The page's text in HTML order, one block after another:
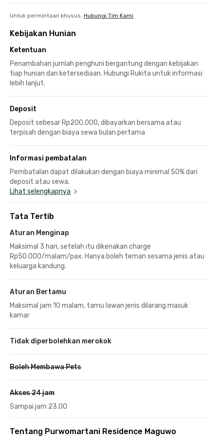
Untuk permintaan khusus, Hubungi Tim Kami
Kebijakan Hunian
Ketentuan
Penambahan jumlah penghuni bergantung dengan kebijakan
tiap hunian dan ketersediaan. Hubungi Rukita untuk informasi
lebih lanjut.
Deposit
Deposit sebesar Rp200.000, dibayarkan bersama atau
terpisah dengan biaya sewa bulan pertama
Informasi pembatalan
Pembatalan dapat dilakukan dengan biaya minimal 50% dari
deposit atau sewa.
Lihat selengkapnya
Tata Tertib
Aturan Menginap
Maksimal 3 hari, setelah itu dikenakan charge
Rp50.000/malam/pax. Hanya boleh teman sesama jenis atau
keluarga kandung.
Aturan Bertamu
Maksimal jam 10 malam, tamu lawan jenis dilarang masuk
kamar
Tidak diperbolehkan merokok
Boleh Membawa Pets
Akses 24 jam
Sampai jam 23.00
Tentang Purwomartani Residence Maguwo